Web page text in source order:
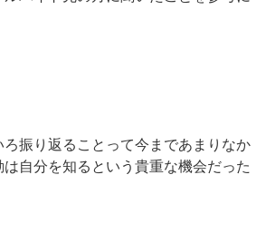
ろ振り返ることって今まであまりなか
自分を知るという貴重な機会だった